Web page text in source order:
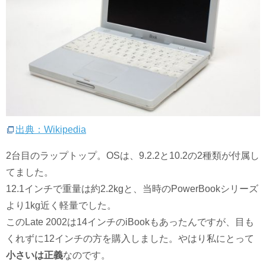
出典：Wikipedia
2台目のラップトップ。OSは、9.2.2と10.2の2種類が付属し
てました。
12.1インチで重量は約2.2kgと、当時のPowerBookシリーズ
より1kg近く軽量でした。
このLate 2002は14インチのiBookもあったんですが、目も
くれずに12インチの方を購入しました。やはり私にとって
小さいは正義なのです。